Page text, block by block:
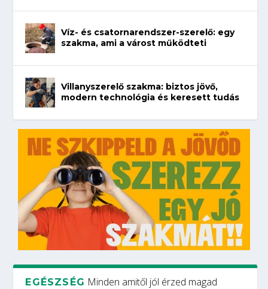
Víz- és csatornarendszer-szerelő: egy
szakma, ami a várost működteti
Villanyszerelő szakma: biztos jövő,
modern technológia és keresett tudás
EGÉSZSÉG Minden amitől jól érzed magad